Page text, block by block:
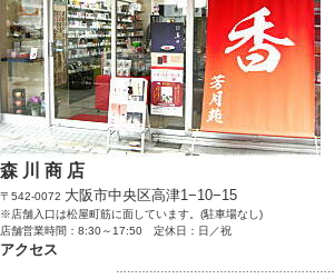
森 川 商 店
〒542-0072 大阪市中央区高津1−10−15
※店舗入口は松屋町筋に面しています。(駐車場なし)
店舗営業時間：8:30～17:50 定休日：日／祝
アクセス